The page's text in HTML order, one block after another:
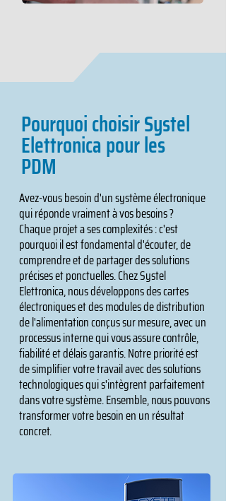
Pourquoi choisir Systel
Elettronica pour les
PDM
Avez-vous besoin d'un système électronique
qui réponde vraiment à vos besoins ?
Chaque projet a ses complexités : c'est
pourquoi il est fondamental d'écouter, de
comprendre et de partager des solutions
précises et ponctuelles. Chez Systel
Elettronica, nous développons des cartes
électroniques et des modules de distribution
de l'alimentation conçus sur mesure, avec un
processus interne qui vous assure contrôle,
fiabilité et délais garantis. Notre priorité est
de simplifier votre travail avec des solutions
technologiques qui s'intègrent parfaitement
dans votre système. Ensemble, nous pouvons
transformer votre besoin en un résultat
concret.